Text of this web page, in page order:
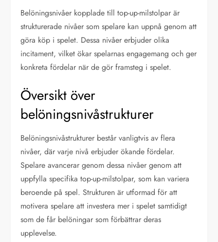
Belöningsnivåer kopplade till top-up-milstolpar är
strukturerade nivåer som spelare kan uppnå genom att
göra köp i spelet. Dessa nivåer erbjuder olika
incitament, vilket ökar spelarnas engagemang och ger
konkreta fördelar när de gör framsteg i spelet.
Översikt över
belöningsnivåstrukturer
Belöningsnivåstrukturer består vanligtvis av flera
nivåer, där varje nivå erbjuder ökande fördelar.
Spelare avancerar genom dessa nivåer genom att
uppfylla specifika top-up-milstolpar, som kan variera
beroende på spel. Strukturen är utformad för att
motivera spelare att investera mer i spelet samtidigt
som de får belöningar som förbättrar deras
upplevelse.